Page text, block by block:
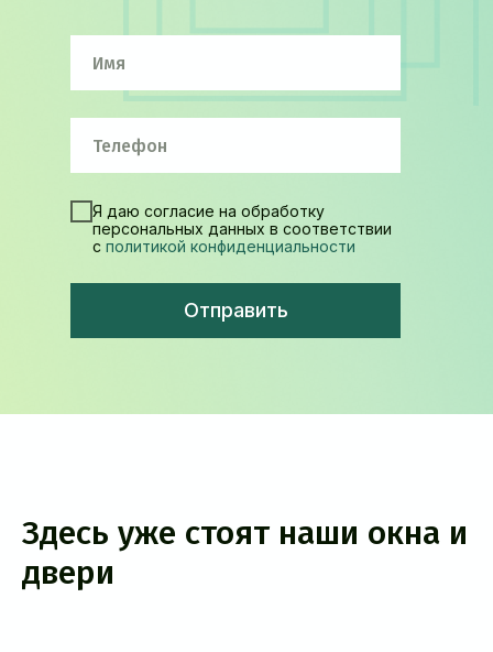
Я даю согласие на обработку
персональных данных в соответствии
с политикой конфиденциальности
Отправить
Здесь уже стоят наши окна и
двери